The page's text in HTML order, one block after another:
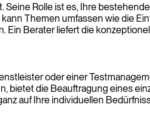
Rolle ist es, Ihre
Themen umfassen wie die
Berater liefert die
oder einer
bietet die Beauftragung eines
auf Ihre individuellen